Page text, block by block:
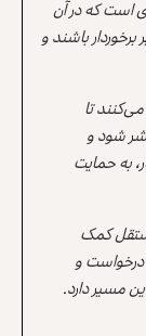
است که در آن
باشند و
تا
شود و
به حمایت
کمک
درخواست و
مسیر دارد.